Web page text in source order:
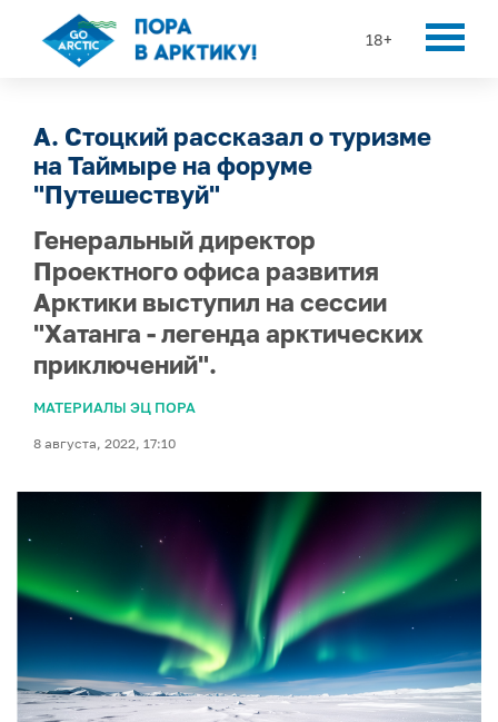
18+
А. Стоцкий рассказал о туризме
на Таймыре на форуме
"Путешествуй"
Генеральный директор
Проектного офиса развития
Арктики выступил на сессии
"Хатанга - легенда арктических
приключений".
МАТЕРИАЛЫ ЭЦ ПОРА
8 августа, 2022, 17:10